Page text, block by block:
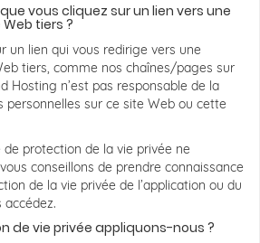
vous cliquez sur un lien vers une
tiers ?
un lien qui vous redirige vers une
tiers, comme nos chaînes/pages sur
Hosting n’est pas responsable de la
personnelles sur ce site Web ou cette
de protection de la vie privée ne
conseillons de prendre connaissance
de la vie privée de l’application ou du
accédez.
de vie privée appliquons-nous ?